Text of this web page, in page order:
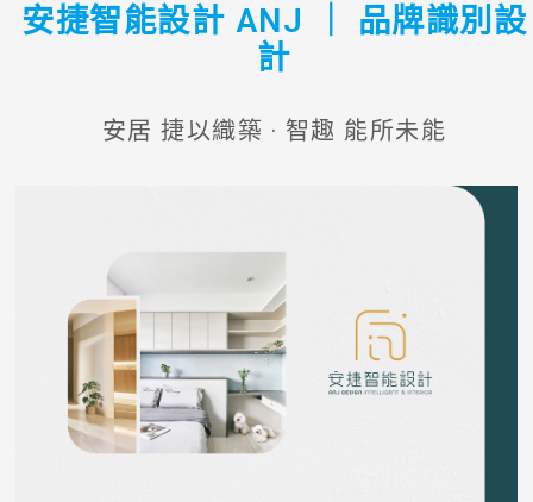
安捷智能設計 ANJ ｜ 品牌識別設
計
安居 捷以織築 · 智趣 能所未能